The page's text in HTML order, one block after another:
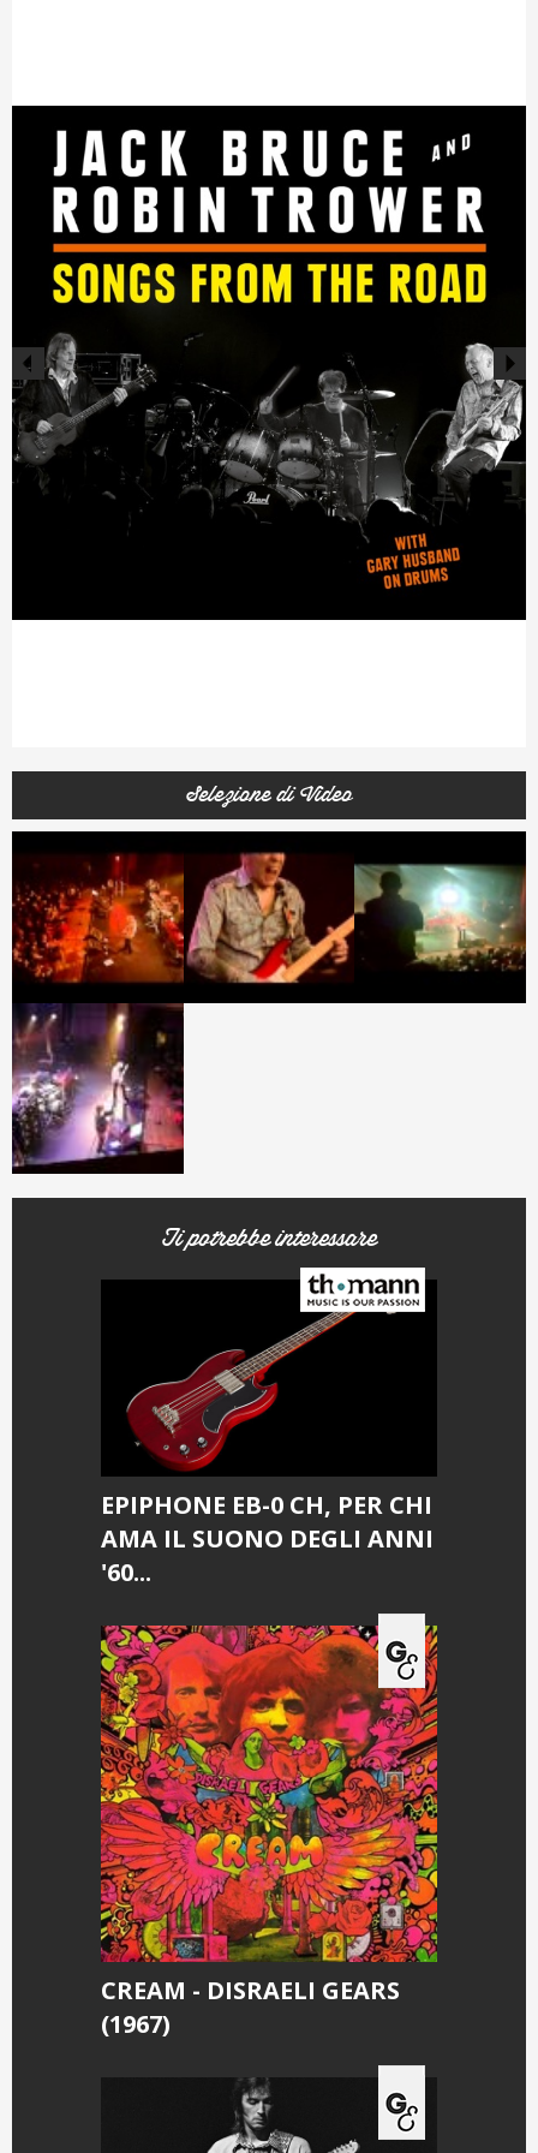
Selezione di Video
Ti potrebbe interessare
EPIPHONE EB-0 CH, PER CHI
AMA IL SUONO DEGLI ANNI
'60...
CREAM - DISRAELI GEARS
(1967)